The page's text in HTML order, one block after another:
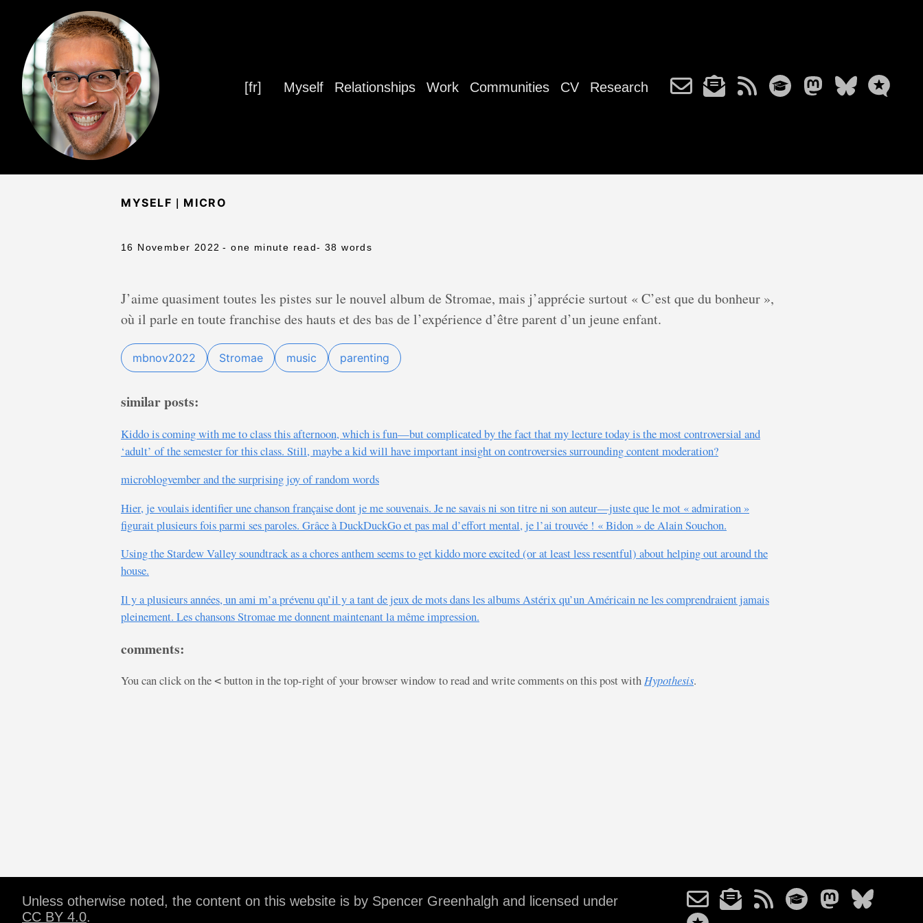
[fr] Myself Relationships Work Communities CV Research
MYSELF | MICRO
16 November 2022 - one minute read- 38 words
J’aime quasiment toutes les pistes sur le nouvel album de Stromae, mais j’apprécie surtout « C’est que du bonheur »,
où il parle en toute franchise des hauts et des bas de l’expérience d’être parent d’un jeune enfant.
mbnov2022 Stromae music parenting
similar posts:
Kiddo is coming with me to class this afternoon, which is fun—but complicated by the fact that my lecture today is the most controversial and
‘adult’ of the semester for this class. Still, maybe a kid will have important insight on controversies surrounding content moderation?
microblogvember and the surprising joy of random words
Hier, je voulais identifier une chanson française dont je me souvenais. Je ne savais ni son titre ni son auteur—juste que le mot « admiration »
figurait plusieurs fois parmi ses paroles. Grâce à DuckDuckGo et pas mal d’effort mental, je l’ai trouvée ! « Bidon » de Alain Souchon.
Using the Stardew Valley soundtrack as a chores anthem seems to get kiddo more excited (or at least less resentful) about helping out around the
house.
Il y a plusieurs années, un ami m’a prévenu qu’il y a tant de jeux de mots dans les albums Astérix qu’un Américain ne les comprendraient jamais
pleinement. Les chansons Stromae me donnent maintenant la même impression.
comments:
You can click on the < button in the top-right of your browser window to read and write comments on this post with Hypothesis.
Unless otherwise noted, the content on this website is by Spencer Greenhalgh and licensed under
CC BY 4.0.